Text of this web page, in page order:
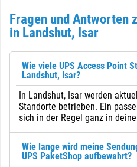
Fragen und Antworten
in Landshut, Isar
Wie viele UPS Access Point
Landshut, Isar?
In Landshut, Isar werden
Standorte betrieben. Ein
sich in der Regel ganz in
Wie lange wird meine
UPS PaketShop aufbewahrt?